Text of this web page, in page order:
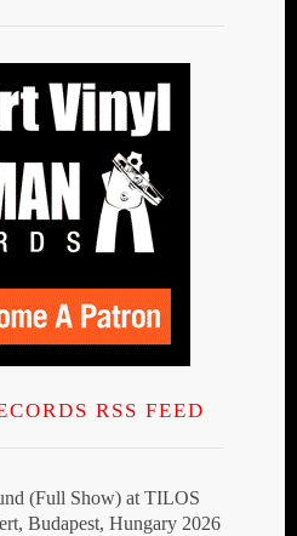
RSS FEED
(Full Show) at TILOS
Budapest, Hungary 2026